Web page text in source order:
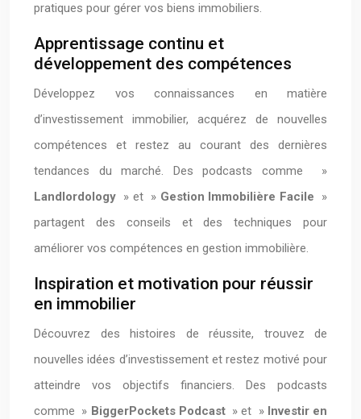
pratiques pour gérer vos biens immobiliers.
Apprentissage continu et
développement des compétences
Développez vos connaissances en matière
d’investissement immobilier, acquérez de nouvelles
compétences et restez au courant des dernières
tendances du marché. Des podcasts comme »
Landlordology » et » Gestion Immobilière Facile
»
partagent des conseils et des techniques pour
améliorer vos compétences en gestion immobilière.
Inspiration et motivation pour réussir
en immobilier
Découvrez des histoires de réussite, trouvez de
nouvelles idées d’investissement et restez motivé pour
atteindre vos objectifs financiers. Des podcasts
comme » BiggerPockets Podcast » et » Investir en